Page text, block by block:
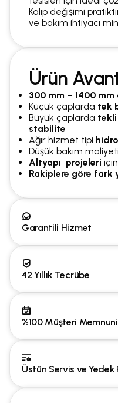
Kalıp değişimi
ve bakım ihtiyacı
Ürün
300 mm – 1400 mm
Küçük çaplarda tek
Büyük çaplarda tekli
stabilite
Ağır hizmet tipi
Düşük bakım
Altyapı projeleri
Rakiplere göre fark
Garantili Hizmet
42 Yıllık Tecrübe
%100 Müşteri
Üstün Servis ve Yedek